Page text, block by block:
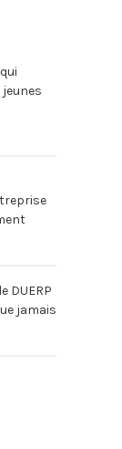
DUERP
jamais